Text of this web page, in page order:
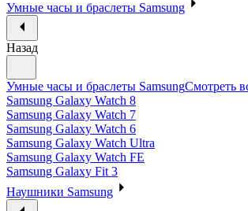
Умные часы и браслеты Samsung
Назад
Умные часы и браслеты SamsungСмотреть
Samsung Galaxy Watch 8
Samsung Galaxy Watch 7
Samsung Galaxy Watch 6
Samsung Galaxy Watch Ultra
Samsung Galaxy Watch FE
Samsung Galaxy Fit 3
Наушники Samsung